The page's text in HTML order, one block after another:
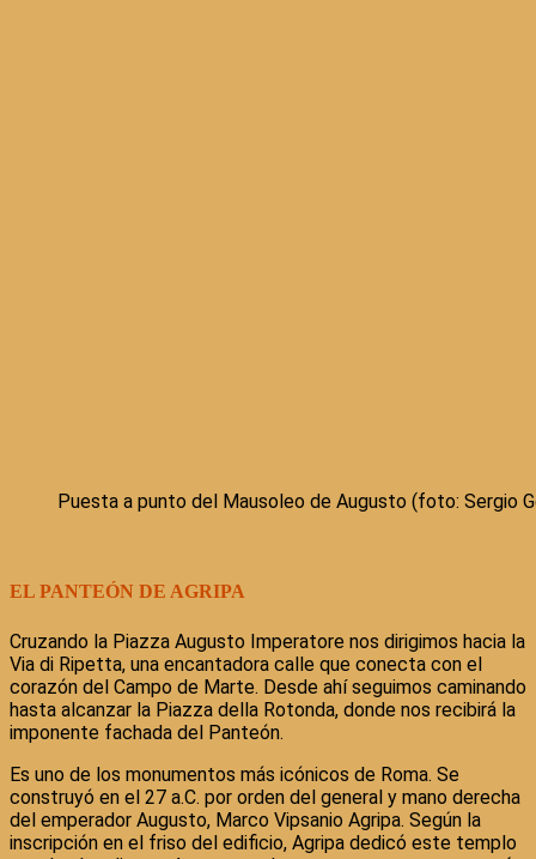
Puesta a punto del Mausoleo de Augusto (foto: Sergio
EL PANTEÓN DE AGRIPA
Cruzando la Piazza Augusto Imperatore nos dirigimos hacia la
Via di Ripetta, una encantadora calle que conecta con el
corazón del Campo de Marte. Desde ahí seguimos caminando
hasta alcanzar la Piazza della Rotonda, donde nos recibirá la
imponente fachada del Panteón.
Es uno de los monumentos más icónicos de Roma. Se
construyó en el 27 a.C. por orden del general y mano derecha
del emperador Augusto, Marco Vipsanio Agripa. Según la
inscripción en el friso del edificio, Agripa dedicó este templo